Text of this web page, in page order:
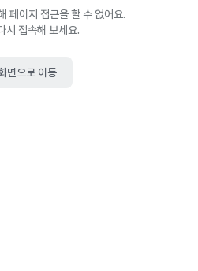
페이지 접근을 할 수 없어요.
시 접속해 보세요.
면으로 이동